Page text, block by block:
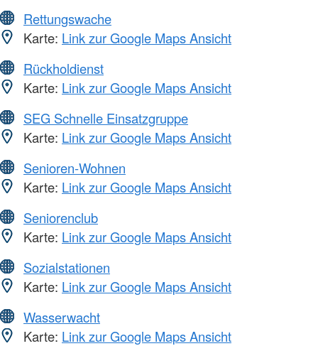
Rettungswache
Karte: Link zur Google Maps Ansicht
Rückholdienst
Karte: Link zur Google Maps Ansicht
SEG Schnelle Einsatzgruppe
Karte: Link zur Google Maps Ansicht
Senioren-Wohnen
Karte: Link zur Google Maps Ansicht
Seniorenclub
Karte: Link zur Google Maps Ansicht
Sozialstationen
Karte: Link zur Google Maps Ansicht
Wasserwacht
Karte: Link zur Google Maps Ansicht